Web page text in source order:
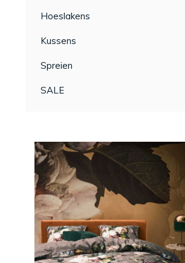
Hoeslakens
Kussens
Spreien
SALE